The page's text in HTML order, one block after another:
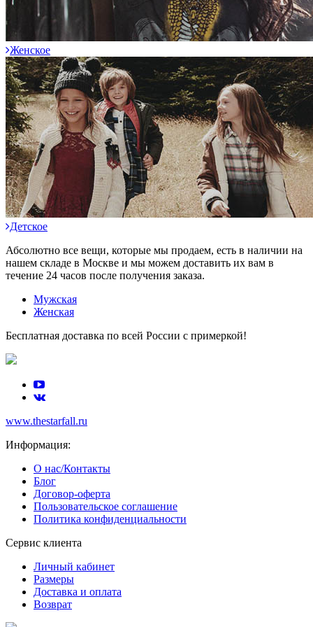
Женское
Детское
Абсолютно все вещи, которые мы продаем, есть в наличии на
нашем складе в Москве и мы можем доставить их вам в
течение 24 часов после получения заказа.
Мужская
Женская
Бесплатная доставка по всей России с примеркой!
www.thestarfall.ru
Информация:
О нас/Контакты
Блог
Договор-оферта
Пользовательское соглашение
Политика конфиденциальности
Сервис клиента
Личный кабинет
Размеры
Доставка и оплата
Возврат